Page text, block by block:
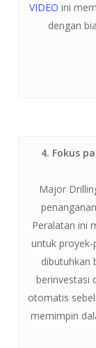
VIDEO ini
dengan
4. Fokus
Major
Peralatan ini
untuk
dibutuhkan
berinvestasi
otomatis
memimpin